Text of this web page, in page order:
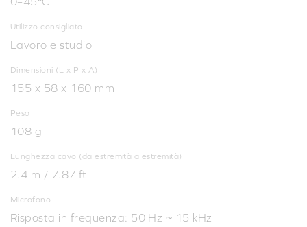
Utilizzo consigliato
Lavoro e studio
Dimensioni (L x P x A)
155 x 58 x 160 mm
Peso
108 g
Lunghezza cavo (da estremità a estremità)
2.4 m / 7.87 ft
Microfono
Risposta in frequenza: 50 Hz ~ 15 kHz